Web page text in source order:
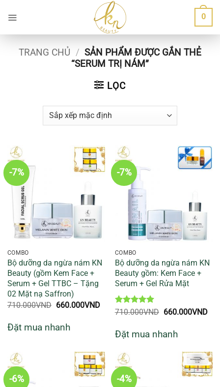
qua
nội
dung
0
TRANG CHỦ / SẢN PHẨM ĐƯỢC GẮN THẺ
“SERUM TRỊ NÁM”
LỌC
-7%
COMBO
Bộ dưỡng da ngừa nám KN
Beauty (gồm Kem Face +
Serum + Gel TTBC – Tặng
02 Mặt nạ Saffron)
710.000VND Giá
710.000VND.
660.000VNDGiá
660.000VND.
Đặt mua nhanh
-7%
COMBO
Bộ dưỡng da ngừa nám KN
Beauty gồm: Kem Face +
Serum + Gel Rửa Mặt
Được xếp
710.000VND Giá
710.000VND.
660.000VNDGiá
Đặt mua nhanh
-6% -4%